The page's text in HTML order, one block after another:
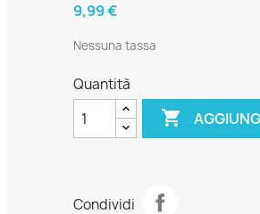
9,99 €
Nessuna tassa
Quantità

Condividi